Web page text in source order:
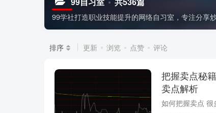
99学社打造职业技能提升的网络自习室，专注分享
排序 更新 浏览 点赞 评论
把握卖点秘
卖点解析